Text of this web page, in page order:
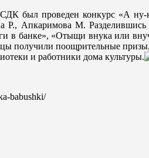
был проведен конкурс «А
Апкаримова М.
в банке», «Отыщи внука или
получили поощрительные
и работники дома культуры.
babushki/